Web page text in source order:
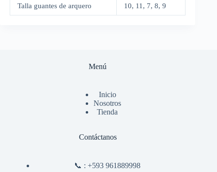
Talla guantes de arquero 10, 11, 7, 8, 9
Menú
Inicio
Nosotros
Tienda
Contáctanos
📞 :+593 961889998